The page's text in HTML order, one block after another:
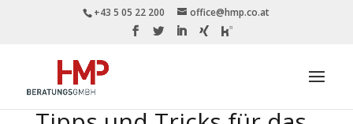
+43 5 05 22 200 office@hmp.co.at